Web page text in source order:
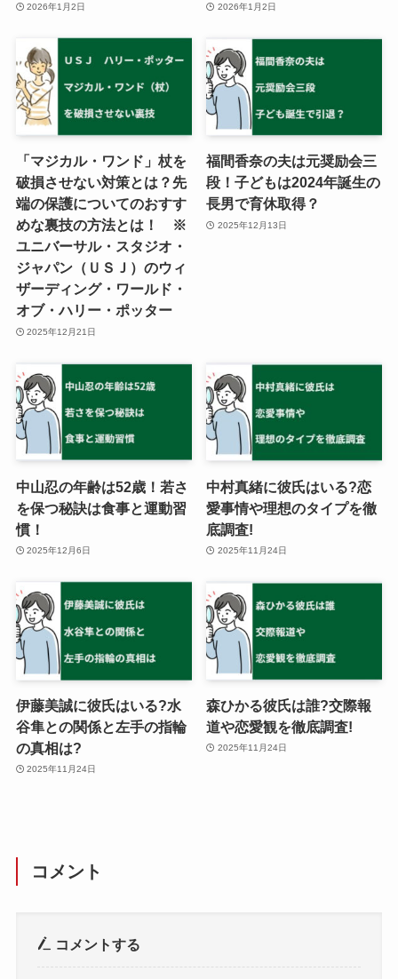
2026年1月2日 2026年1月2日
「マジカル・ワンド」杖を
破損させない対策とは？先
端の保護についてのおすす
めな裏技の方法とは！ ※
ユニバーサル・スタジオ・
ジャパン（ＵＳＪ）のウィ
ザーディング・ワールド・
オブ・ハリー・ポッター
2025年12月21日
福間香奈の夫は元奨励会三
段！子どもは2024年誕生の
長男で育休取得？
2025年12月13日
中山忍の年齢は52歳！若さ
を保つ秘訣は食事と運動習
慣！
2025年12月6日
中村真緒に彼氏はいる?恋
愛事情や理想のタイプを徹
底調査!
2025年11月24日
伊藤美誠に彼氏はいる?水
谷隼との関係と左手の指輪
の真相は?
2025年11月24日
森ひかる彼氏は誰?交際報
道や恋愛観を徹底調査!
2025年11月24日
コメント
コメントする